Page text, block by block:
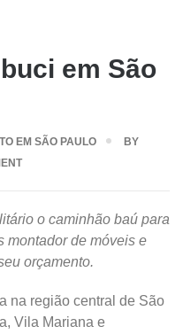
em São
EM SÃO PAULO
BY
o caminhão baú para
montador de móveis e
orçamento.
na região central de São
Vila Mariana e